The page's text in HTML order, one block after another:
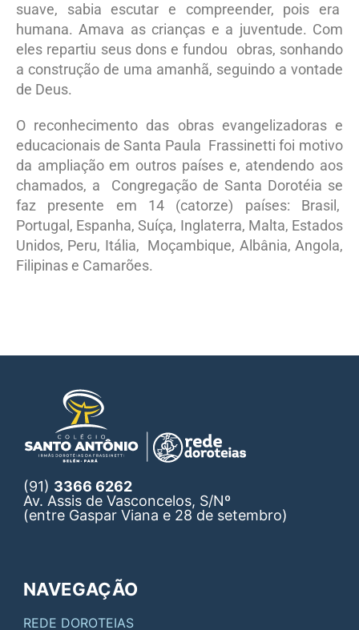
suave, sabia escutar e compreender, pois era
humana. Amava as crianças e a juventude. Com
eles repartiu seus dons e fundou obras, sonhando
a construção de uma amanhã, seguindo a vontade
de Deus.
O reconhecimento das obras evangelizadoras e
educacionais de Santa Paula Frassinetti foi motivo
da ampliação em outros países e, atendendo aos
chamados, a Congregação de Santa Dorotéia se
faz presente em 14 (catorze) países: Brasil,
Portugal, Espanha, Suíça, Inglaterra, Malta, Estados
Unidos, Peru, Itália, Moçambique, Albânia, Angola,
Filipinas e Camarões.
(91) 3366 6262
Av. Assis de Vasconcelos, S/Nº
(entre Gaspar Viana e 28 de setembro)
NAVEGAÇÃO
REDE DOROTEIAS